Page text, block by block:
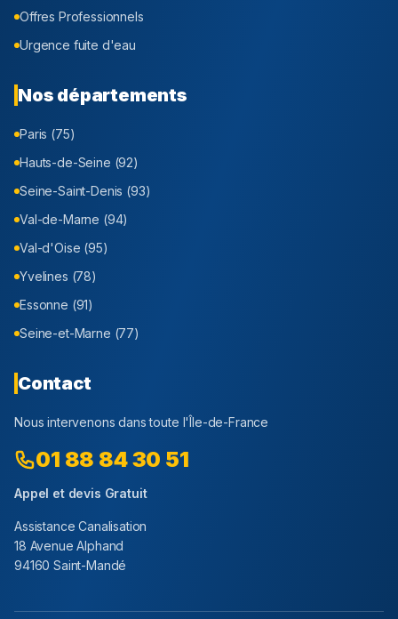
Offres Professionnels
Urgence fuite d'eau
Nos départements
Paris (75)
Hauts-de-Seine (92)
Seine-Saint-Denis (93)
Val-de-Marne (94)
Val-d'Oise (95)
Yvelines (78)
Essonne (91)
Seine-et-Marne (77)
Contact
Nous intervenons dans toute l'Île-de-France
01 88 84 30 51
Appel et devis Gratuit
Assistance Canalisation
18 Avenue Alphand
94160 Saint-Mandé